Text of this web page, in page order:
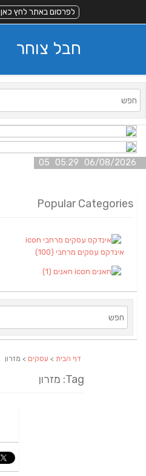
לפרסום באתר לחץ כאן
חבל צוחר
06/08/2026 05:29 05
Popular Categories
אינדקס עסקים מרחבי (100)
חאנים (1)
דף הבית > עסקים > מזרון
Tag: מזרון